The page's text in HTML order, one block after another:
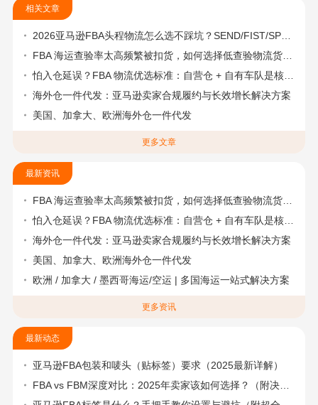
相关文章
2026亚马逊FBA头程物流怎么选不踩坑？SEND/FIST/SPN官方认证物流商，只有这家敢承诺“准达率第一”
FBA 海运查验率太高频繁被扣货，如何选择低查验物流货代？
怕入仓延误？FBA 物流优选标准：自营仓 + 自有车队是核心硬指标
海外仓一件代发：亚马逊卖家合规履约与长效增长解决方案
美国、加拿大、欧洲海外仓一件代发
更多文章
最新资讯
FBA 海运查验率太高频繁被扣货，如何选择低查验物流货代？
怕入仓延误？FBA 物流优选标准：自营仓 + 自有车队是核心硬指标
海外仓一件代发：亚马逊卖家合规履约与长效增长解决方案
美国、加拿大、欧洲海外仓一件代发
欧洲 / 加拿大 / 墨西哥海运/空运 | 多国海运一站式解决方案
更多资讯
最新动态
亚马逊FBA包装和唛头（贴标签）要求（2025最新详解）
FBA vs FBM深度对比：2025年卖家该如何选择？（附决策流程图）